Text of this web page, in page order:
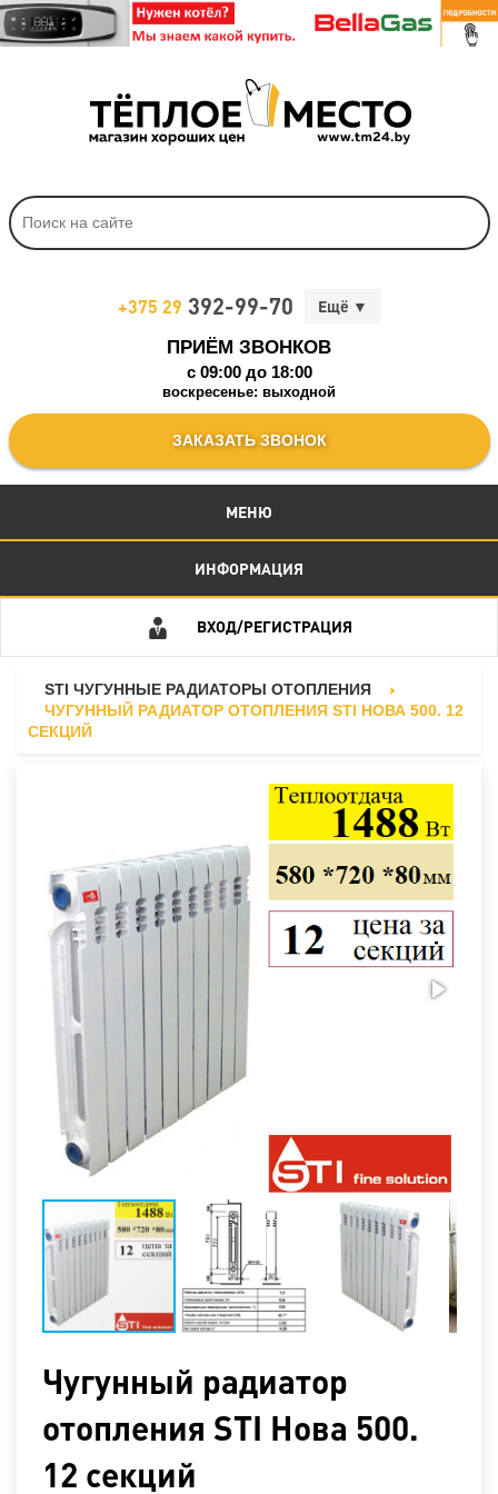
+375 29 392-99-70
ПРИЁМ ЗВОНКОВ
c 09:00 до 18:00
воскресенье: выходной
ЗАКАЗАТЬ ЗВОНОК
МЕНЮ
ИНФОРМАЦИЯ
ВХОД/РЕГИСТРАЦИЯ
STI ЧУГУННЫЕ РАДИАТОРЫ ОТОПЛЕНИЯ
ЧУГУННЫЙ РАДИАТОР ОТОПЛЕНИЯ STI НОВА 500. 12
СЕКЦИЙ
Чугунный радиатор
отопления STI Нова 500.
12 секций